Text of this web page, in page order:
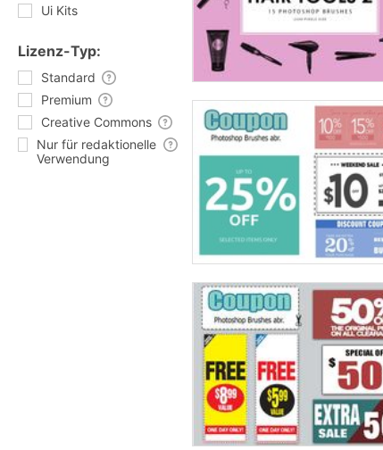
Ui Kits
Lizenz-Typ:
Standard
Premium
Creative Commons
Nur für redaktionelle
Verwendung